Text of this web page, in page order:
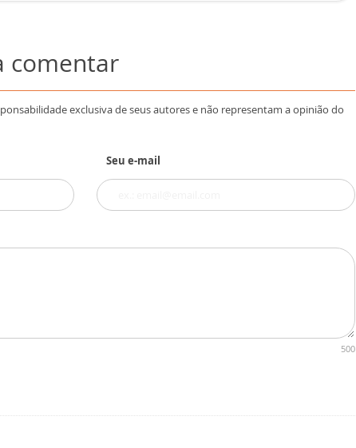
comentar
exclusiva de seus autores e não representam a opinião do
Seu e-mail
500